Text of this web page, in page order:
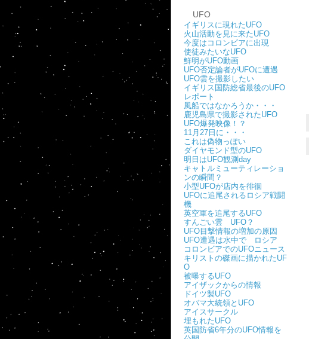
UFO
イギリスに現れたUFO
火山活動を見に来たUFO
今度はコロンビアに出現
使徒みたいなUFO
鮮明がUFO動画
UFO否定論者がUFOに遭遇
UFO雲を撮影したい
イギリス国防総省最後のUFO
レポート
風船ではなかろうか・・・
鹿児島県で撮影されたUFO
UFO爆発映像！？
11月27日に・・・
これは偽物っぽい
ダイヤモンド型のUFO
明日はUFO観測day
キャトルミューティレーショ
ンの瞬間？
小型UFOが店内を徘徊
UFOに追尾されるロシア戦闘
機
英空軍を追尾するUFO
すんごい雲 UFO？
UFO目撃情報の増加の原因
UFO遭遇は水中で ロシア
コロンビアでのUFOニュース
キリストの磔画に描かれたUF
O
被曝するUFO
アイザックからの情報
ドイツ製UFO
オバマ大統領とUFO
アイスサークル
埋もれたUFO
英国防省6年分のUFO情報を